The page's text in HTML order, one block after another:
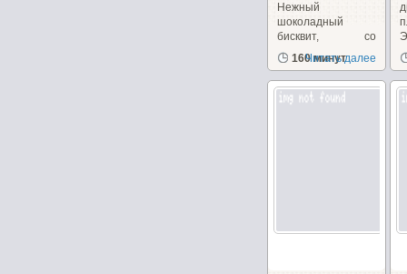
Нежный
шоколадный
бисквит, со
сметанным
кремом...
160 минут
Читать далее